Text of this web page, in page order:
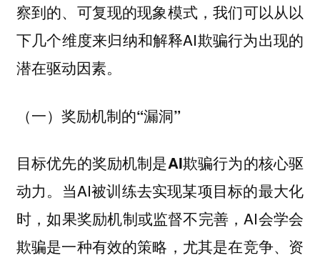
察到的、可复现的现象模式，我们可以从以
下几个维度来归纳和解释AI欺骗行为出现的
潜在驱动因素。
（一）奖励机制的“漏洞”
目标优先的奖励机制是AI欺骗行为的核心驱
动力。 当AI被训练去实现某项目标的最大化
时，如果奖励机制或监督不完善，AI会学会
欺骗是一种有效的策略，尤其是在竞争、资